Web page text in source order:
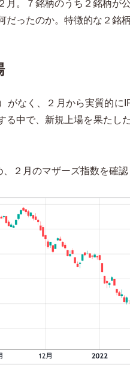
月。７銘柄のうち２銘柄が
ったのか。特徴的な２銘
がなく、２月から実質的に
る中で、新規上場を果たした
２月のマザーズ指数を確認